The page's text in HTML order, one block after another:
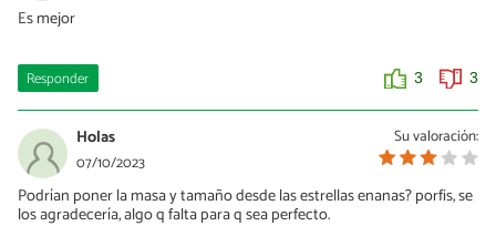
Es mejor
Responder 3 3
Su valoración:
Holas
07/10/2023
Podrían poner la masa y tamaño desde las estrellas enanas? porfis, se
los agradecería, algo q falta para q sea perfecto.